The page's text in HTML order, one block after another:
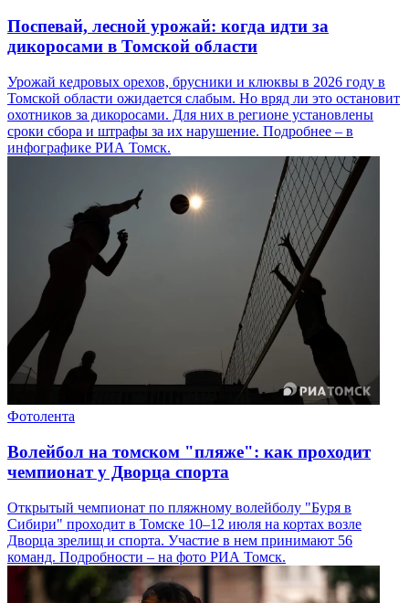
Поспевай, лесной урожай: когда идти за
дикоросами в Томской области
Урожай кедровых орехов, брусники и клюквы в 2026 году в
Томской области ожидается слабым. Но вряд ли это остановит
охотников за дикоросами. Для них в регионе установлены
сроки сбора и штрафы за их нарушение. Подробнее – в
инфографике РИА Томск.
Фотолента
Волейбол на томском "пляже": как проходит
чемпионат у Дворца спорта
Открытый чемпионат по пляжному волейболу "Буря в
Сибири" проходит в Томске 10–12 июля на кортах возле
Дворца зрелищ и спорта. Участие в нем принимают 56
команд. Подробности – на фото РИА Томск.